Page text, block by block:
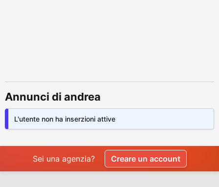
Annunci di andrea
L'utente non ha inserzioni attive
Sei una agenzia? Creare un account